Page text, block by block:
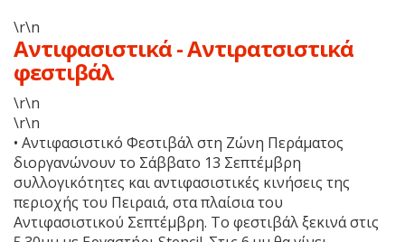
\r\n
Αντιφασιστικά - Αντιρατσιστικά
φεστιβάλ
\r\n
\r\n
• Aντιφασιστικό Φεστιβάλ στη Ζώνη Περάματος
διοργανώνουν το Σάββατο 13 Σεπτέμβρη
συλλογικότητες και αντιφασιστικές κινήσεις της
περιοχής του Πειραιά, στα πλαίσια του
Αντιφασιστικού Σεπτέμβρη. Το φεστιβάλ ξεκινά στις